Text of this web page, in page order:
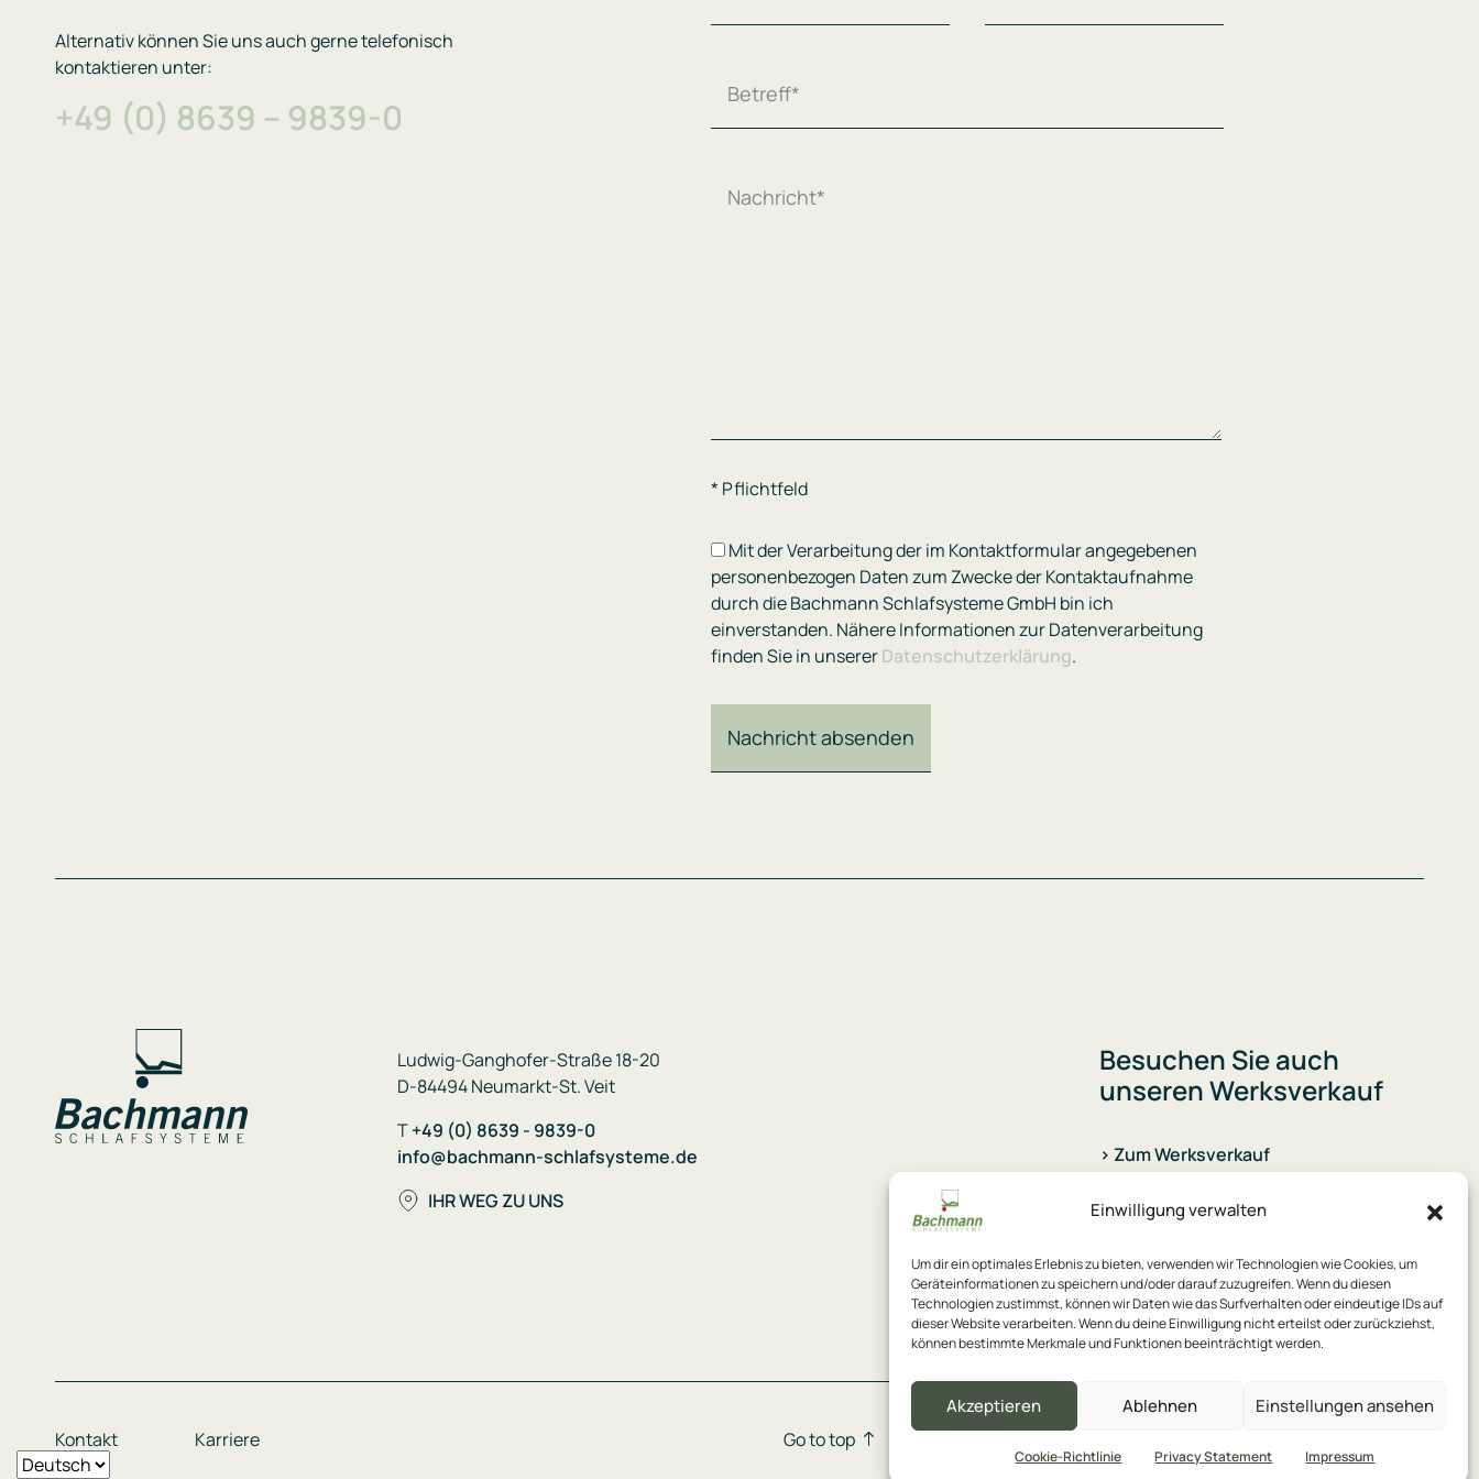
Einwilligung verwalten
Um dir ein optimales Erlebnis zu bieten, verwenden wir Technologien wie Cookies, um
Geräteinformationen zu speichern und/oder darauf zuzugreifen. Wenn du diesen
Technologien zustimmst, können wir Daten wie das Surfverhalten oder eindeutige IDs auf
dieser Website verarbeiten. Wenn du deine Einwilligung nicht erteilst oder zurückziehst,
können bestimmte Merkmale und Funktionen beeinträchtigt werden.
Akzeptieren Ablehnen Einstellungen ansehen
Cookie-Richtlinie Privacy Statement Impressum
Alternativ können Sie uns auch gerne telefonisch
kontaktieren unter:
+49 (0) 8639 – 9839-0
* Pflichtfeld
Mit der Verarbeitung der im Kontaktformular angegebenen
personenbezogen Daten zum Zwecke der Kontaktaufnahme
durch die Bachmann Schlafsysteme GmbH bin ich
einverstanden. Nähere Informationen zur Datenverarbeitung
finden Sie in unsererDatenschutzerklärung.
Ludwig-Ganghofer-Straße 18-20
D-84494 Neumarkt-St. Veit
T+49 (0) 8639 - 9839-0
info@bachmann-schlafsysteme.de
IHR WEG ZU UNS
Besuchen Sie auch
unseren Werksverkauf
> Zum Werksverkauf
Kontakt Karriere Go to top Datenschutz